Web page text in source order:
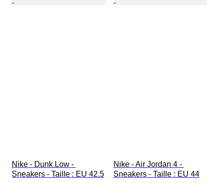
Nike - Dunk Low -
Sneakers - Taille : EU 42.5
Nike - Air Jordan 4 -
Sneakers - Taille : EU 44